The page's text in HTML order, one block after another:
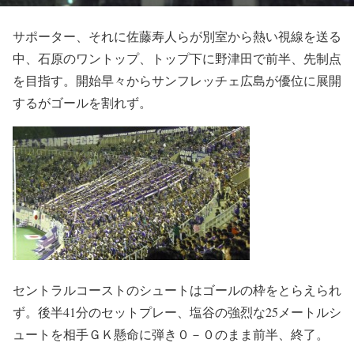
サポーター、それに佐藤寿人らが別室から熱い視線を送る
中、石原のワントップ、トップ下に野津田で前半、先制点
を目指す。開始早々からサンフレッチェ広島が優位に展開
するがゴールを割れず。
セントラルコーストのシュートはゴールの枠をとらえられ
ず。後半41分のセットプレー、塩谷の強烈な25メートルシ
ュートを相手ＧＫ懸命に弾き０－０のまま前半、終了。